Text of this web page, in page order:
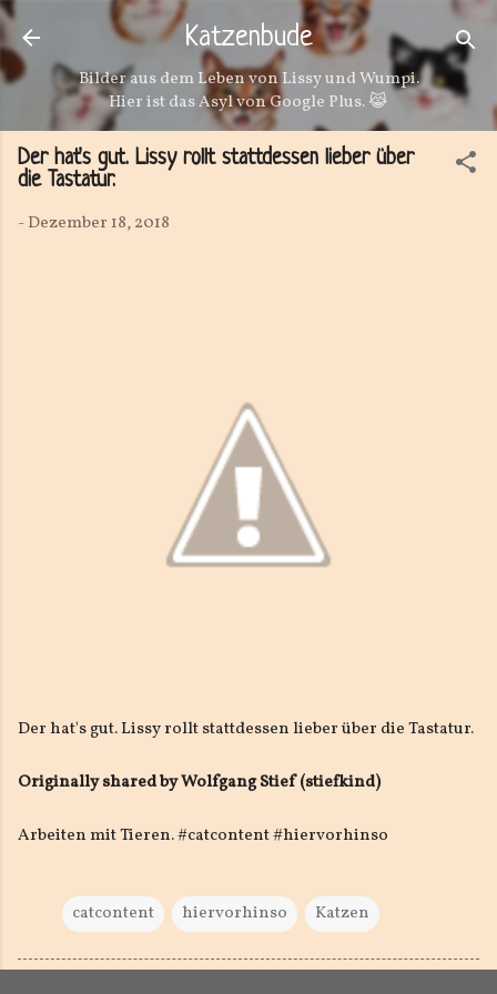
Direkt zum Hauptbereich
Katzenbude
Bilder aus dem Leben von Lissy und Wumpi.
Hier ist das Asyl von Google Plus. 😹
Der hat's gut. Lissy rollt stattdessen lieber über
die Tastatur.
-Dezember 18, 2018
Der hat's gut. Lissy rollt stattdessen lieber über die Tastatur.
Originally shared by Wolfgang Stief (stiefkind)
Arbeiten mit Tieren. #catcontent #hiervorhinso
catcontent hiervorhinso Katzen